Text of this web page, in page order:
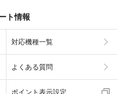
ト情報
対応機種一覧
よくある質問
ポイント表示設定